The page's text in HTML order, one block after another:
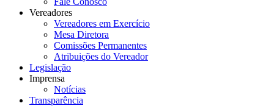
Vereadores
Vereadores em Exercício
Mesa Diretora
Comissões Permanentes
Atribuições do Vereador
Legislação
Imprensa
Notícias
Transparência